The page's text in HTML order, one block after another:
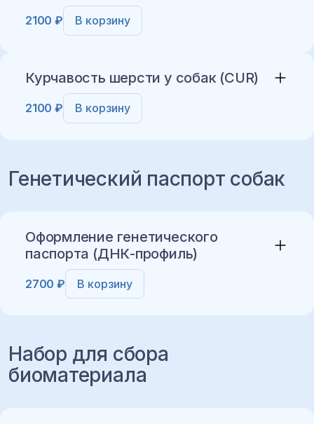
Добавить в корзину
2100 ₽ В корзину
Курчавость шерсти у собак (CUR)
2100 ₽ В корзину
Генетический паспорт собак
Оформление генетического
паспорта (ДНК-профиль)
2700 ₽ В корзину
Набор для сбора
биоматериала